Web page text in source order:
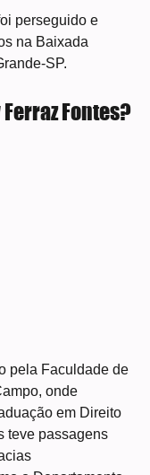
perseguido e
na Baixada
SP.
Fontes?
pela Faculdade de
onde
em Direito
teve passagens